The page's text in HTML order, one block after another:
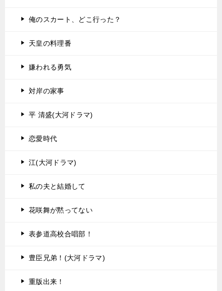
俺のスカート、どこ行った？
天皇の料理番
嫌われる勇気
対岸の家事
平 清盛(大河ドラマ)
恋愛時代
江(大河ドラマ)
私の夫と結婚して
花咲舞が黙ってない
表参道高校合唱部！
豊臣兄弟！(大河ドラマ)
重版出来！